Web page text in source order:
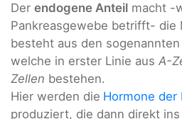
Der endogene Anteil macht -
Pankreasgewebe betrifft- die
besteht aus den sogenannten
welche in erster Linie aus A-
Zellen bestehen.
Hier werden die Hormone der
produziert, die dann direkt